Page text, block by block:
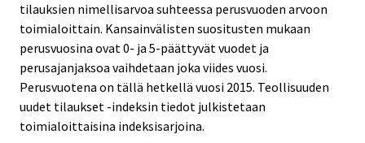
tilauksien nimellisarvoa suhteessa perusvuoden arvoon
toimialoittain. Kansainvälisten suositusten mukaan
perusvuosina ovat 0- ja 5-päättyvät vuodet ja
perusajanjaksoa vaihdetaan joka viides vuosi.
Perusvuotena on tällä hetkellä vuosi 2015. Teollisuuden
uudet tilaukset -indeksin tiedot julkistetaan
toimialoittaisina indeksisarjoina.